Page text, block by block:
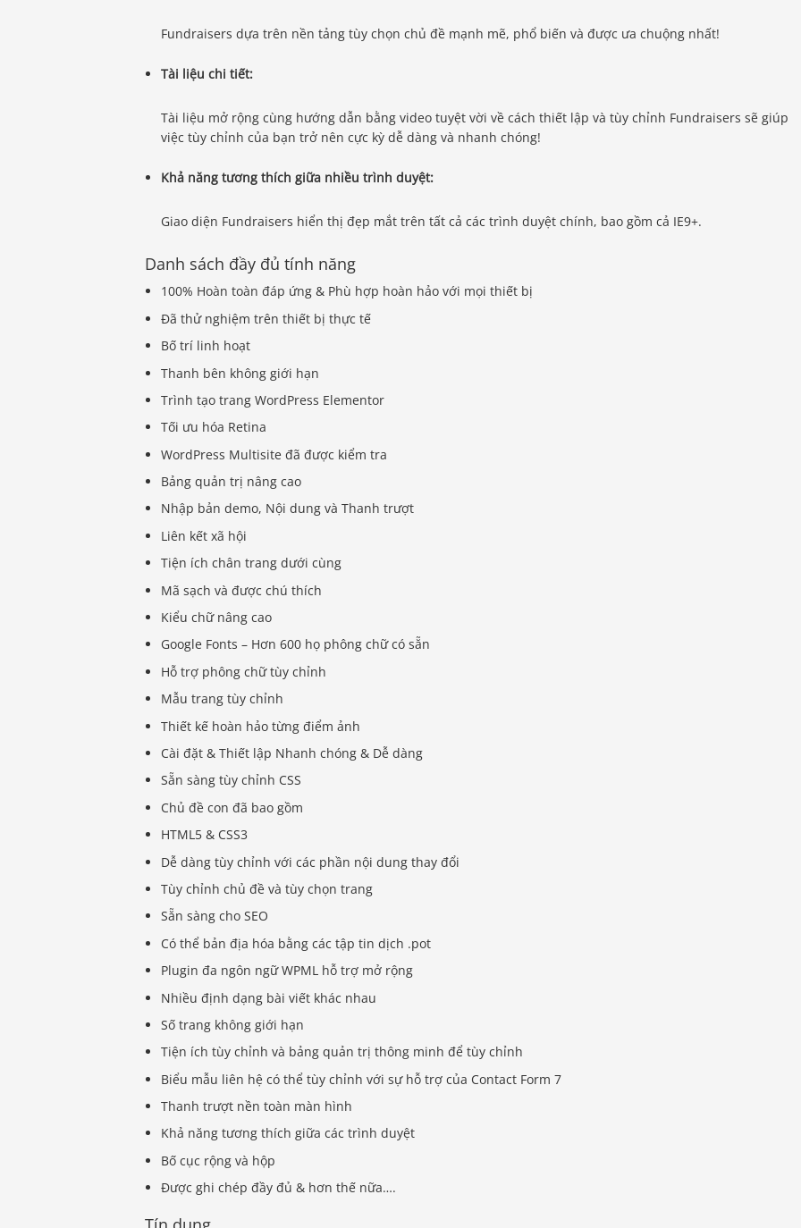
Fundraisers dựa trên nền tảng tùy chọn chủ đề mạnh mẽ, phổ biến và được ưa chuộng nhất!
Tài liệu chi tiết:
Tài liệu mở rộng cùng hướng dẫn bằng video tuyệt vời về cách thiết lập và tùy chỉnh Fundraisers sẽ giúp
việc tùy chỉnh của bạn trở nên cực kỳ dễ dàng và nhanh chóng!
Khả năng tương thích giữa nhiều trình duyệt:
Giao diện Fundraisers hiển thị đẹp mắt trên tất cả các trình duyệt chính, bao gồm cả IE9+.
Danh sách đầy đủ tính năng
100% Hoàn toàn đáp ứng & Phù hợp hoàn hảo với mọi thiết bị
Đã thử nghiệm trên thiết bị thực tế
Bố trí linh hoạt
Thanh bên không giới hạn
Trình tạo trang WordPress Elementor
Tối ưu hóa Retina
WordPress Multisite đã được kiểm tra
Bảng quản trị nâng cao
Nhập bản demo, Nội dung và Thanh trượt
Liên kết xã hội
Tiện ích chân trang dưới cùng
Mã sạch và được chú thích
Kiểu chữ nâng cao
Google Fonts – Hơn 600 họ phông chữ có sẵn
Hỗ trợ phông chữ tùy chỉnh
Mẫu trang tùy chỉnh
Thiết kế hoàn hảo từng điểm ảnh
Cài đặt & Thiết lập Nhanh chóng & Dễ dàng
Sẵn sàng tùy chỉnh CSS
Chủ đề con đã bao gồm
HTML5 & CSS3
Dễ dàng tùy chỉnh với các phần nội dung thay đổi
Tùy chỉnh chủ đề và tùy chọn trang
Sẵn sàng cho SEO
Có thể bản địa hóa bằng các tập tin dịch .pot
Plugin đa ngôn ngữ WPML hỗ trợ mở rộng
Nhiều định dạng bài viết khác nhau
Số trang không giới hạn
Tiện ích tùy chỉnh và bảng quản trị thông minh để tùy chỉnh
Biểu mẫu liên hệ có thể tùy chỉnh với sự hỗ trợ của Contact Form 7
Thanh trượt nền toàn màn hình
Khả năng tương thích giữa các trình duyệt
Bố cục rộng và hộp
Được ghi chép đầy đủ & hơn thế nữa….